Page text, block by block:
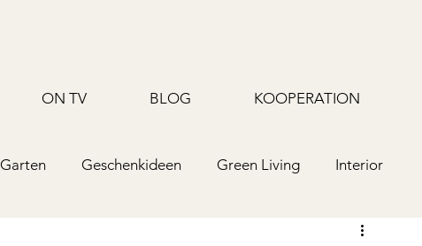
ON TV BLOG KOOPERATION
Garten Geschenkideen Green Living Interior